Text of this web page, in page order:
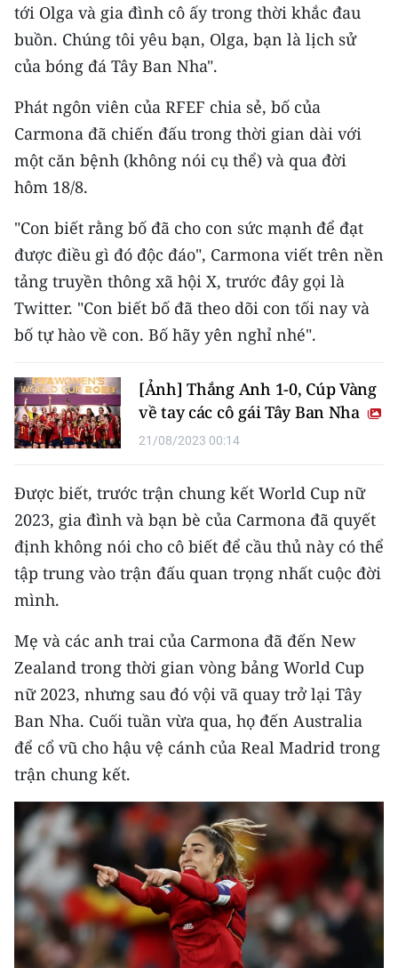
tới Olga và gia đình cô ấy trong thời khắc đau
buồn. Chúng tôi yêu bạn, Olga, bạn là lịch sử
của bóng đá Tây Ban Nha".
Phát ngôn viên của RFEF chia sẻ, bố của
Carmona đã chiến đấu trong thời gian dài với
một căn bệnh (không nói cụ thể) và qua đời
hôm 18/8.
"Con biết rằng bố đã cho con sức mạnh để đạt
được điều gì đó độc đáo", Carmona viết trên nền
tảng truyền thông xã hội X, trước đây gọi là
Twitter. "Con biết bố đã theo dõi con tối nay và
bố tự hào về con. Bố hãy yên nghỉ nhé".
[Ảnh] Thắng Anh 1-0, Cúp Vàng
về tay các cô gái Tây Ban Nha
21/08/2023 00:14
Được biết, trước trận chung kết World Cup nữ
2023, gia đình và bạn bè của Carmona đã quyết
định không nói cho cô biết để cầu thủ này có thể
tập trung vào trận đấu quan trọng nhất cuộc đời
mình.
Mẹ và các anh trai của Carmona đã đến New
Zealand trong thời gian vòng bảng World Cup
nữ 2023, nhưng sau đó vội vã quay trở lại Tây
Ban Nha. Cuối tuần vừa qua, họ đến Australia
để cổ vũ cho hậu vệ cánh của Real Madrid trong
trận chung kết.